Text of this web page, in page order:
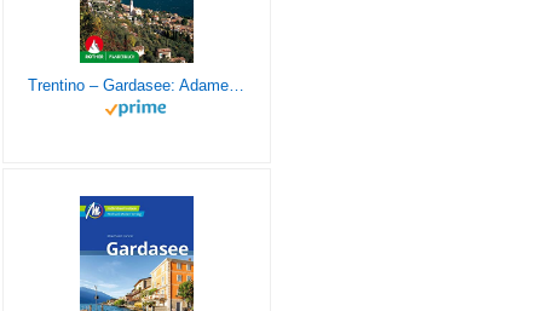
Trentino – Gardasee: Adamello – Brenta – Dolomiten. 50 Touren mit GPS-Tracks (Rother Wanderbuch)